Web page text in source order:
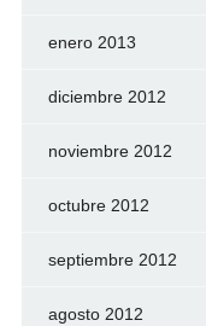
enero 2013
diciembre 2012
noviembre 2012
octubre 2012
septiembre 2012
agosto 2012